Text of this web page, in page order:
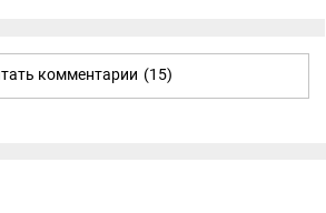
комментарии (15)